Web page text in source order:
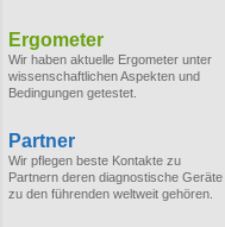
Ergometer
Wir haben aktuelle Ergometer unter
wissenschaftlichen Aspekten und
Bedingungen getestet.
Partner
Wir pflegen beste Kontakte zu
Partnern deren diagnostische Geräte
zu den führenden weltweit gehören.